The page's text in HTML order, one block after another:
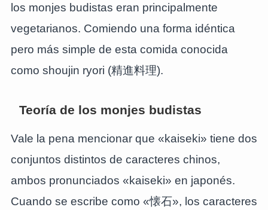
los monjes budistas eran principalmente
vegetarianos. Comiendo una forma idéntica
pero más simple de esta comida conocida
como shoujin ryori (精進料理).
Teoría de los monjes budistas
Vale la pena mencionar que «kaiseki» tiene dos
conjuntos distintos de caracteres chinos,
ambos pronunciados «kaiseki» en japonés.
Cuando se escribe como «懐石», los caracteres